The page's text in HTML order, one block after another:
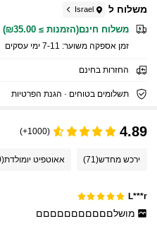
משלוח ל Israel
משלוח חינם(הזמנות ≥ ₪35.00)
זמן אספקה ​​משוער: 7-11 ימי עסקים
החזרות בחינם
תשלומים בטוחים · הגנת הפרטיות
4.89
(1000+)
ירכש מחדש(71) אאוטפיט יומולדת(100+)
L***r
מושלםםםםםםםםםםם